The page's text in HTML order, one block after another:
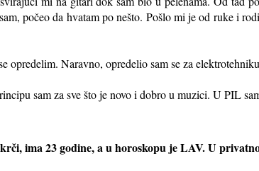
počeo da hvatam po nešto. Pošlo mi je od ruke i
opredelim. Naravno, opredelio sam se za
sam za sve što je novo i dobro u muzici. U PIL
ima 23 godine, a u horoskopu je LAV. U